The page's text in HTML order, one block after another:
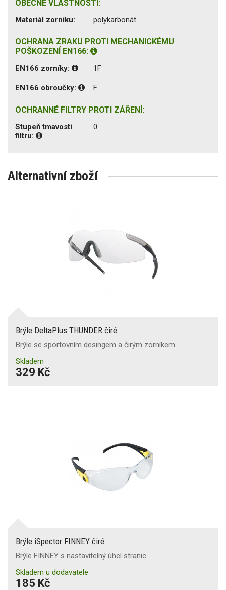
OBECNÉ VLASTNOSTI:
Materiál zorníku: polykarbonát
OCHRANA ZRAKU PROTI MECHANICKÉMU
POŠKOZENÍ EN166:
EN166 zorníky: 1F
EN166 obroučky: F
OCHRANNÉ FILTRY PROTI ZÁŘENÍ:
Stupeň tmavosti
filtru:
0
Alternativní zboží
Brýle DeltaPlus THUNDER čiré
Brýle se sportovním desingem a čirým zorníkem
Skladem
329 Kč
Brýle iSpector FINNEY čiré
Brýle FINNEY s nastavitelný úhel stranic
Skladem u dodavatele
185 Kč